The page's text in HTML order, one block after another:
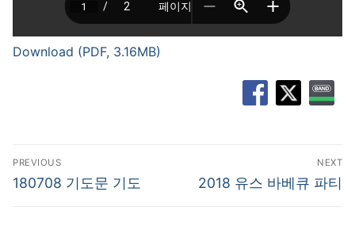
Download (PDF, 3.16MB)
글
탐
PREVIOUS
Previous
180708 기도문 기도
NEXT
Next
2018 유스 바베큐 파티